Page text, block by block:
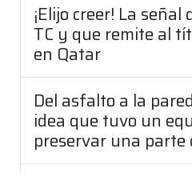
¡Elijo creer! La
TC y que remite al
en Qatar
Del asfalto a la
idea que tuvo un
preservar una parte